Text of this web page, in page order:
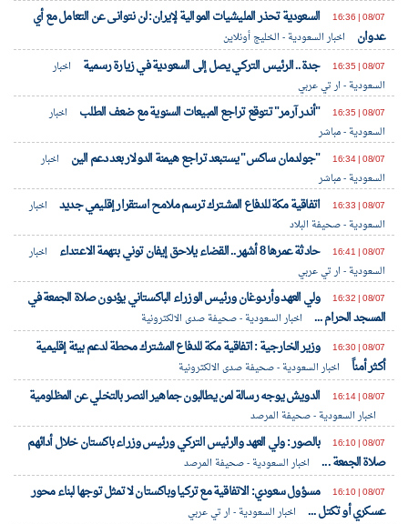
08/07 | 16:36
السعودية تحذر المليشيات الموالية لإيران: لن نتوانى عن التعامل مع أي
عدوان
اخبار السعودية - الخليج أونلاين
08/07 | 16:35
جدة.. الرئيس التركي يصل إلى السعودية في زيارة رسمية
اخبار
السعودية - ار تي عربي
08/07 | 16:35
"أندر آرمر" تتوقع تراجع المبيعات السنوية مع ضعف الطلب
اخبار
السعودية - مباشر
08/07 | 16:34
"جولدمان ساكس" يستبعد تراجع هيمنة الدولار بعد دعم الين
اخبار
السعودية - مباشر
08/07 | 16:33
اتفاقية مكة للدفاع المشترك ترسم ملامح استقرار إقليمي جديد
اخبار
السعودية - صحيفة البلاد
08/07 | 16:41
حادثة عمرها 8 أشهر.. القضاء يلاحق إيفان توني بتهمة الاعتداء
اخبار
السعودية - ار تي عربي
08/07 | 16:32
ولي العهد وأردوغان ورئيس الوزراء الباكستاني يؤدون صلاة الجمعة في
المسجد الحرام ...
اخبار السعودية - صحيفة صدى الالكترونية
08/07 | 16:30
وزير الخارجية : اتفاقية مكة للدفاع المشترك محطة لدعم بيئة إقليمية
أكثر أمناً
اخبار السعودية - صحيفة صدى الالكترونية
08/07 | 16:14
الدويش يوجه رسالة لمن يطالبون جماهير النصر بالتخلي عن المظلومية
اخبار السعودية - صحيفة المرصد
08/07 | 16:10
بالصور : ولي العهد والرئيس التركي ورئيس وزراء باكستان خلال أدائهم
صلاة الجمعة ...
اخبار السعودية - صحيفة المرصد
08/07 | 16:10
مسؤول سعودي: الاتفاقية مع تركيا وباكستان لا تمثل توجها لبناء محور
عسكري أو تكتل ...
اخبار السعودية - ار تي عربي